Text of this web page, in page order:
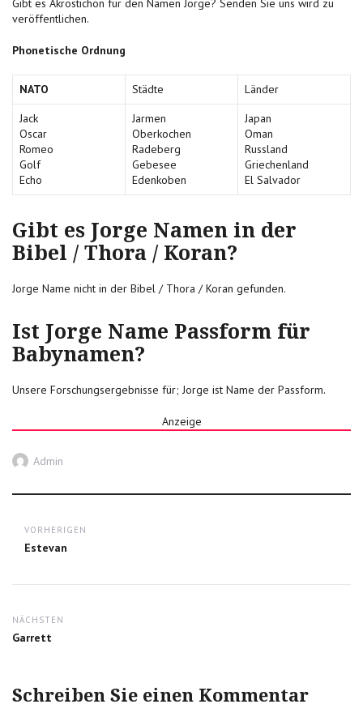
Gibt es Akrostichon für den Namen Jorge? Senden Sie uns wird zu
veröffentlichen.
Phonetische Ordnung
NATO Städte
Länder
Jack
Oscar
Romeo
Golf
Echo
Jarmen
Oberkochen
Radeberg
Gebesee
Edenkoben
Japan
Oman
Russland
Griechenland
El Salvador
Gibt es Jorge Namen in der
Bibel / Thora / Koran?
Jorge Name nicht in der Bibel / Thora / Koran gefunden.
Ist Jorge Name Passform für
Babynamen?
Unsere Forschungsergebnisse für; Jorge ist Name der Passform.
Anzeige
Autor
Admin
navigation
VORHERIGEN
Previous
Estevan
NÄCHSTEN
Next
Garrett
Schreiben Sie einen Kommentar